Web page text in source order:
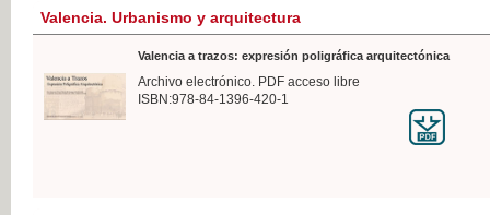
Valencia. Urbanismo y arquitectura
Valencia a trazos: expresión poligráfica arquitectónica
Archivo electrónico. PDF acceso libre
ISBN:978-84-1396-420-1